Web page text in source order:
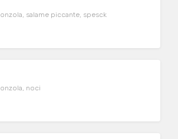
salame piccante, spesck
noci